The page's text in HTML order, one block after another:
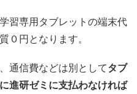
習専用タブレットの端末代
０円となります。
通信費などは別としてタブ
進研ゼミに支払わなければ